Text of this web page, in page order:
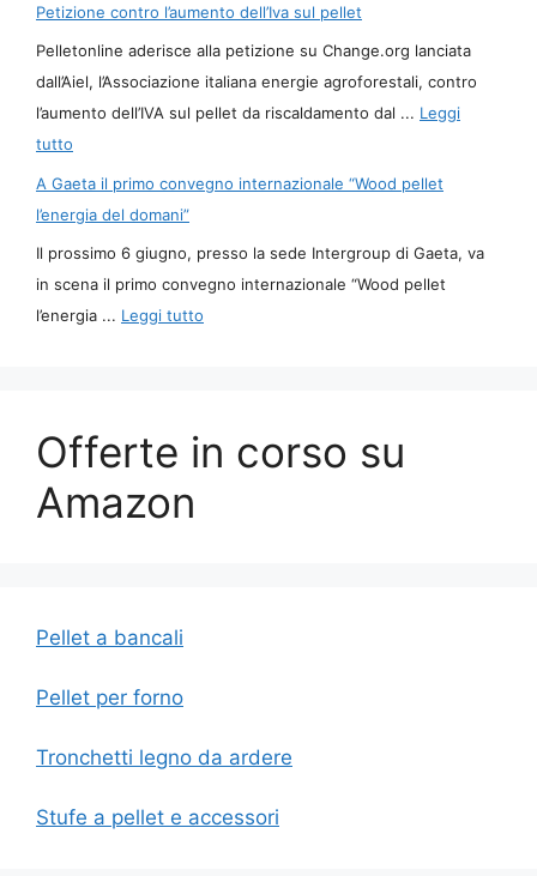
Petizione contro l’aumento dell’Iva sul pellet
Pelletonline aderisce alla petizione su Change.org lanciata
dall’Aiel, l’Associazione italiana energie agroforestali, contro
l’aumento dell’IVA sul pellet da riscaldamento dal ... Leggi
tutto
A Gaeta il primo convegno internazionale “Wood pellet
l’energia del domani”
Il prossimo 6 giugno, presso la sede Intergroup di Gaeta, va
in scena il primo convegno internazionale “Wood pellet
l’energia ... Leggi tutto
Offerte in corso su
Amazon
Pellet a bancali
Pellet per forno
Tronchetti legno da ardere
Stufe a pellet e accessori